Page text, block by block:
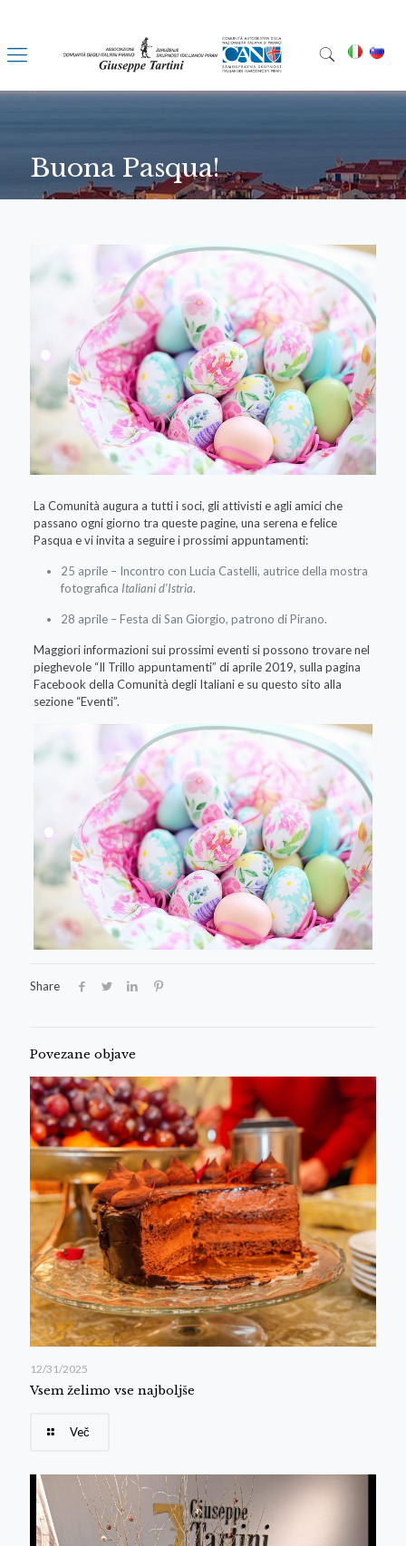
Buona Pasqua!
La Comunità augura a tutti i soci, gli attivisti e agli amici che
passano ogni giorno tra queste pagine, una serena e felice
Pasqua e vi invita a seguire i prossimi appuntamenti:
25 aprile – Incontro con Lucia Castelli, autrice della mostra
fotografica Italiani d’Istria.
28 aprile – Festa di San Giorgio, patrono di Pirano.
Maggiori informazioni sui prossimi eventi si possono trovare nel
pieghevole “Il Trillo appuntamenti” di aprile 2019, sulla pagina
Facebook della Comunità degli Italiani e su questo sito alla
sezione “Eventi”.
Share
Povezane objave
12/31/2025
Vsem želimo vse najboljše
Več